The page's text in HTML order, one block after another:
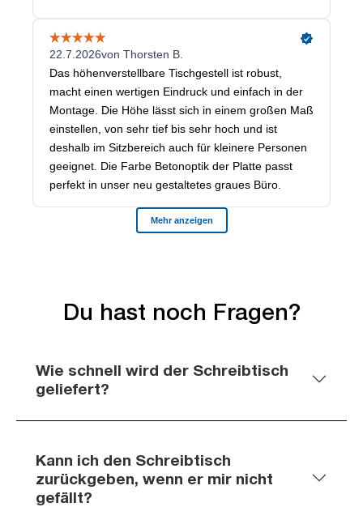
Du hast noch Fragen?
Wie schnell wird der Schreibtisch
geliefert?
Kann ich den Schreibtisch
zurückgeben, wenn er mir nicht
gefällt?